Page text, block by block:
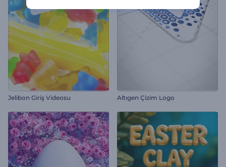
Jelibon Giriş Videosu Altıgen Çizim Logo